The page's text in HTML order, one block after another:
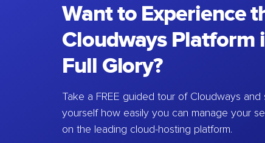
Want to Experience
Cloudways Platform
Full Glory?
Take a FREE guided tour of Cloudways and
yourself how easily you can manage your
on the leading cloud-hosting platform.